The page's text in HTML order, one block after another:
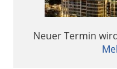
Neuer Termin